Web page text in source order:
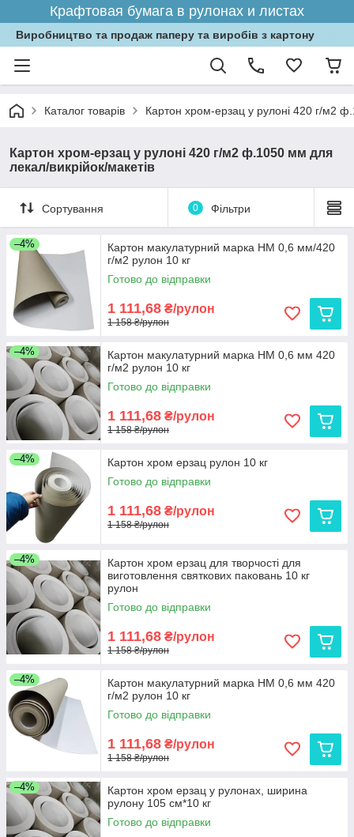
Крафтовая бумага в рулонах и листах
Виробництво та продаж паперу та виробів з картону
Каталог товарів Картон хром-ерзац у рулоні 420 г/м2
Картон хром-ерзац у рулоні 420 г/м2 ф.1050 мм для
лекал/викрійок/макетів
Сортування 0 Фільтри
–4%
Картон макулатурний марка НМ 0,6 мм/420
г/м2 рулон 10 кг
Готово до відправки
1 111,68 ₴/рулон
1 158 ₴/рулон
–4%
Картон макулатурний марка НМ 0,6 мм 420
г/м2 рулон 10 кг
Готово до відправки
1 111,68 ₴/рулон
1 158 ₴/рулон
–4%
Картон хром ерзац рулон 10 кг
Готово до відправки
1 111,68 ₴/рулон
1 158 ₴/рулон
–4%
Картон хром ерзац для творчості для
виготовлення святкових паковань 10 кг
рулон
Готово до відправки
1 111,68 ₴/рулон
1 158 ₴/рулон
–4%
Картон макулатурний марка НМ 0,6 мм 420
г/м2 рулон 10 кг
Готово до відправки
1 111,68 ₴/рулон
1 158 ₴/рулон
–4%
Картон хром ерзац у рулонах, ширина
рулону 105 см*10 кг
Готово до відправки